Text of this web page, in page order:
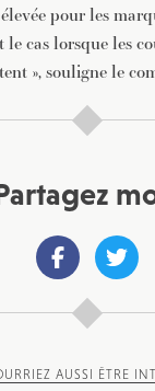
pour les
le cas lorsque les
», souligne le
AUSSI ÊTRE